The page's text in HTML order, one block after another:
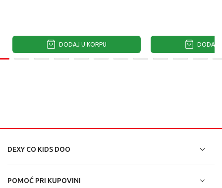
DODAJ U KORPU DODAJ
DEXY CO KIDS DOO
POMOĆ PRI KUPOVINI